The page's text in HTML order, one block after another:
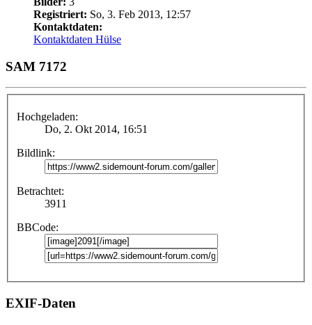
Registriert: So, 3. Feb 2013, 12:57
Kontaktdaten:
Kontaktdaten Hülse
SAM 7172
Hochgeladen:
Do, 2. Okt 2014, 16:51
Bildlink:
Betrachtet:
3911
BBCode:
EXIF-Daten